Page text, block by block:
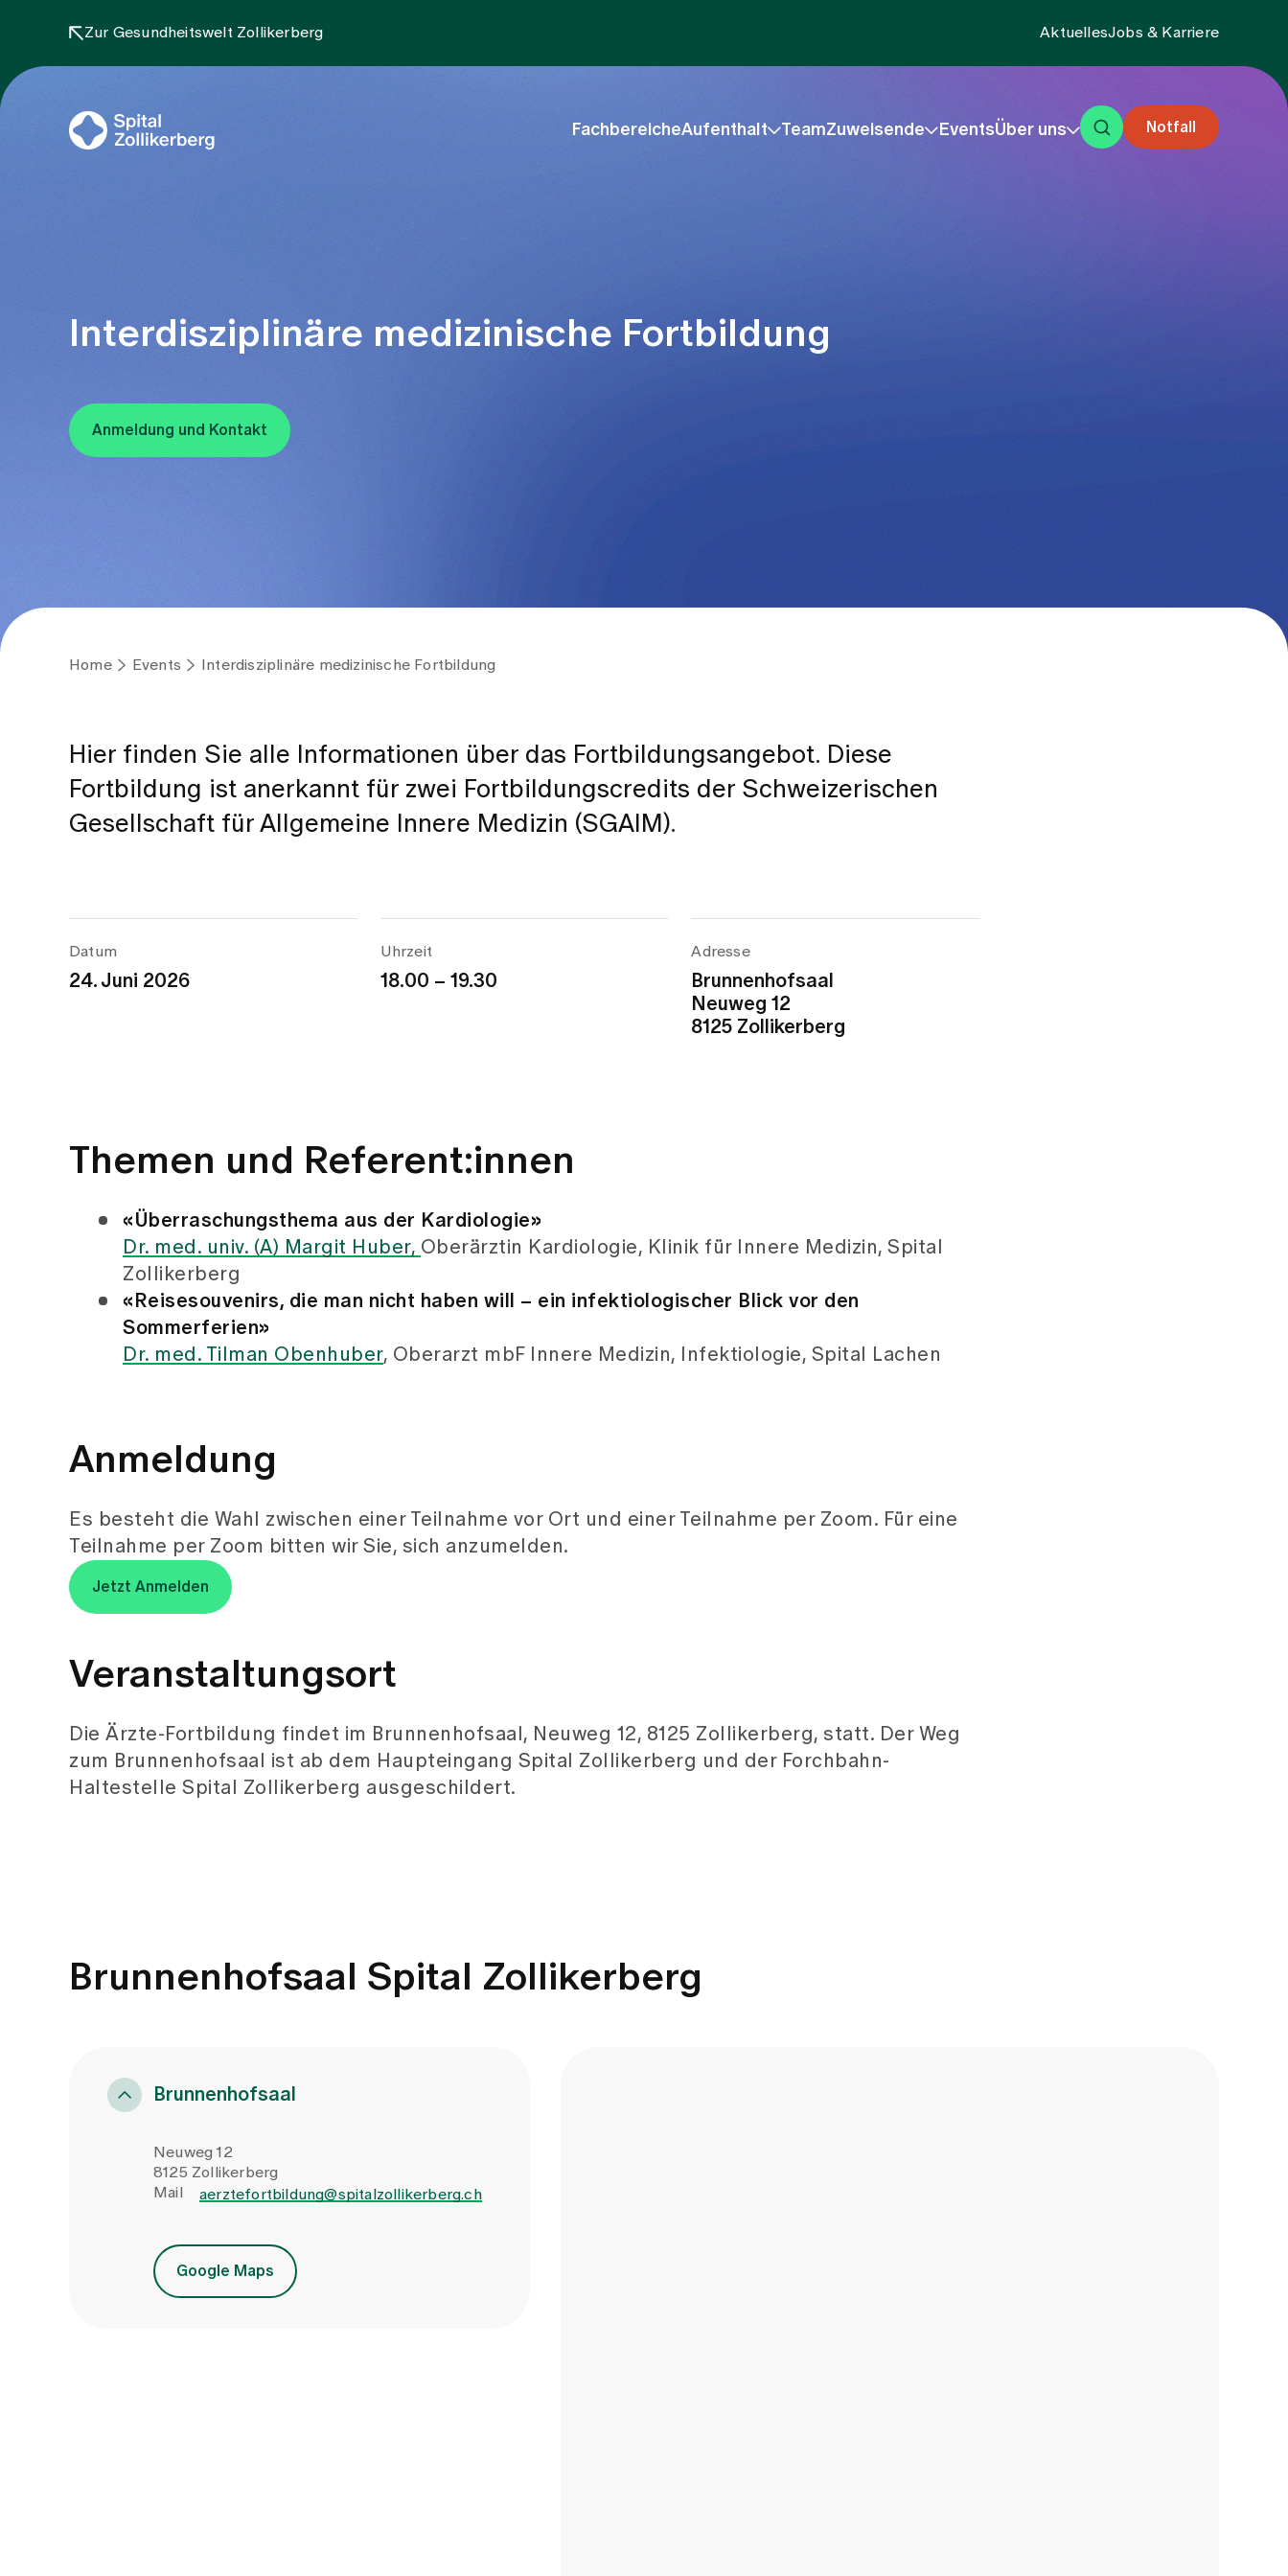
Zur Gesundheitswelt Zollikerberg AktuellesJobs & Karriere
FachbereicheAufenthalt TeamZuweisende EventsÜber uns Notfall
Interdisziplinäre medizinische Fortbildung
Anmeldung und Kontakt
Home Events Interdisziplinäre medizinische Fortbildung
Hier finden Sie alle Informationen über das Fortbildungsangebot. Diese
Fortbildung ist anerkannt für zwei Fortbildungscredits der Schweizerischen
Gesellschaft für Allgemeine Innere Medizin (SGAIM).
Datum
24. Juni 2026
Uhrzeit
18.00 – 19.30
Adresse
Brunnenhofsaal
Neuweg 12
8125 Zollikerberg
Themen und Referent:innen
«Überraschungsthema aus der Kardiologie»
Dr. med. univ. (A) Margit Huber, Oberärztin Kardiologie, Klinik für Innere Medizin, Spital
Zollikerberg
«Reisesouvenirs, die man nicht haben will – ein infektiologischer Blick vor den
Sommerferien»
Dr. med. Tilman Obenhuber, Oberarzt mbF Innere Medizin, Infektiologie, Spital Lachen
Anmeldung
Es besteht die Wahl zwischen einer Teilnahme vor Ort und einer Teilnahme per Zoom. Für eine
Teilnahme per Zoom bitten wir Sie, sich anzumelden.
Jetzt Anmelden
Veranstaltungsort
Die Ärzte-Fortbildung findet im Brunnenhofsaal, Neuweg 12, 8125 Zollikerberg, statt. Der Weg
zum Brunnenhofsaal ist ab dem Haupteingang Spital Zollikerberg und der Forchbahn-
Haltestelle Spital Zollikerberg ausgeschildert.
Brunnenhofsaal Spital Zollikerberg
Brunnenhofsaal
Neuweg 12
8125 Zollikerberg
Mail
aerztefortbildung@spitalzollikerberg.ch
Google Maps